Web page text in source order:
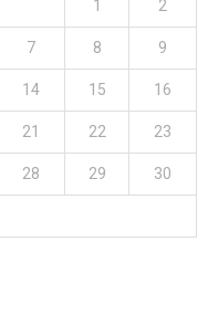
1 2
7 8 9
14 15 16
21 22 23
28 29 30